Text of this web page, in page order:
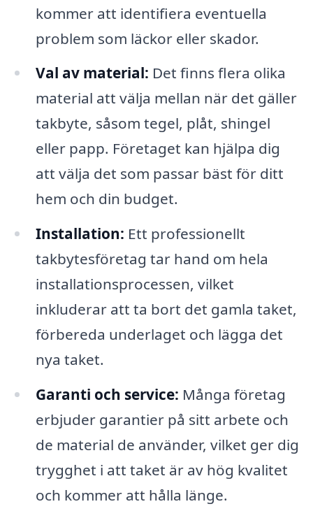
kommer att identifiera eventuella
problem som läckor eller skador.
Val av material: Det finns flera olika
material att välja mellan när det gäller
takbyte, såsom tegel, plåt, shingel
eller papp. Företaget kan hjälpa dig
att välja det som passar bäst för ditt
hem och din budget.
Installation: Ett professionellt
takbytesföretag tar hand om hela
installationsprocessen, vilket
inkluderar att ta bort det gamla taket,
förbereda underlaget och lägga det
nya taket.
Garanti och service: Många företag
erbjuder garantier på sitt arbete och
de material de använder, vilket ger dig
trygghet i att taket är av hög kvalitet
och kommer att hålla länge.